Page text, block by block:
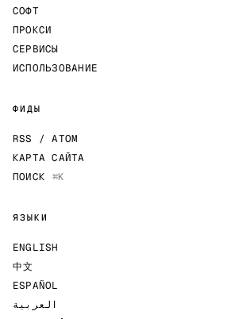
СОФТ
ПРОКСИ
СЕРВИСЫ
ИСПОЛЬЗОВАНИЕ
ФИДЫ
RSS / ATOM
КАРТА САЙТА
ПОИСК ⌘K
ЯЗЫКИ
ENGLISH
中文
ESPAÑOL
العربية